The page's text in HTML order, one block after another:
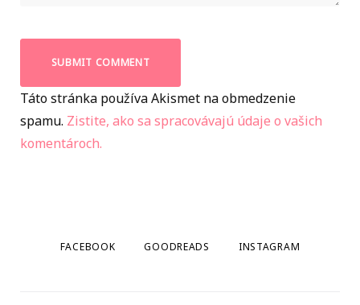
Táto stránka používa Akismet na obmedzenie
spamu. Zistite, ako sa spracovávajú údaje o vašich
komentároch.
FACEBOOK GOODREADS INSTAGRAM